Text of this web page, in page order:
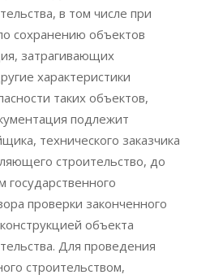
в том числе при
сохранению объектов
затрагивающих
характеристики
таких объектов,
подлежит
технического заказчика
строительство, до
государственного
проверки законченного
объекта
Для проведения
строительством,